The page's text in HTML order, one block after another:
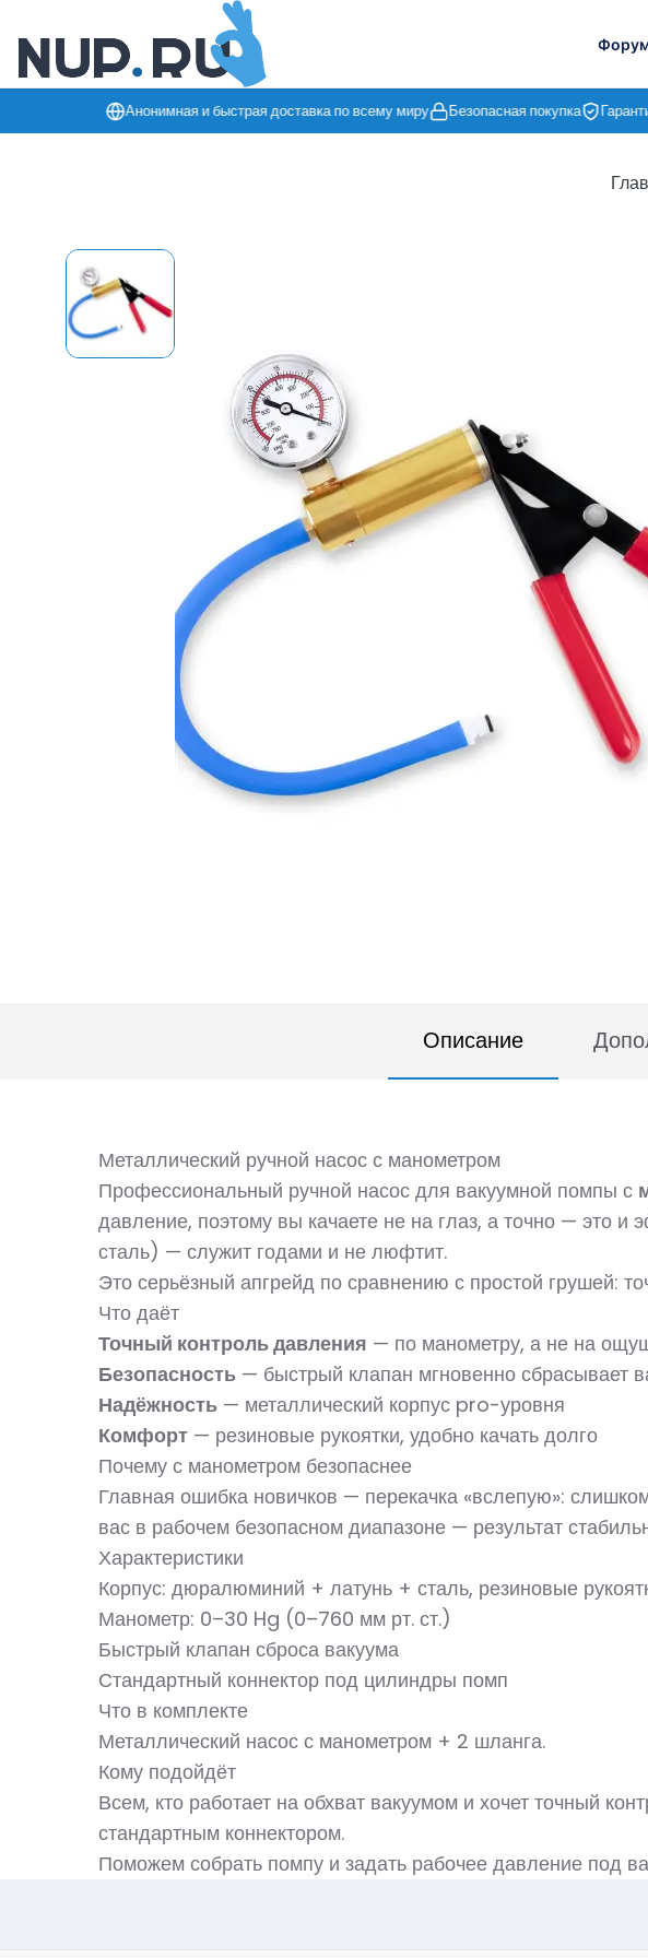
Анонимная и быстрая доставка по всему миру Безопасная покупка
Описание
Металлический ручной насос с манометром
Профессиональный ручной насос для вакуумной помпы с
давление, поэтому вы качаете не на глаз, а точно — это
сталь) — служит годами и не люфтит.
Это серьёзный апгрейд по сравнению с простой грушей:
Что даёт
Точный контроль давления — по манометру, а не на
Безопасность — быстрый клапан мгновенно сбрасывает
Надёжность — металлический корпус pro-уровня
Комфорт — резиновые рукоятки, удобно качать долго
Почему с манометром безопаснее
Главная ошибка новичков — перекачка «вслепую»:
вас в рабочем безопасном диапазоне — результат
Характеристики
Корпус: дюралюминий + латунь + сталь, резиновые
Манометр: 0–30 Hg (0–760 мм рт. ст.)
Быстрый клапан сброса вакуума
Стандартный коннектор под цилиндры помп
Что в комплекте
Металлический насос с манометром + 2 шланга.
Кому подойдёт
Всем, кто работает на обхват вакуумом и хочет точный
стандартным коннектором.
Поможем собрать помпу и задать рабочее давление под